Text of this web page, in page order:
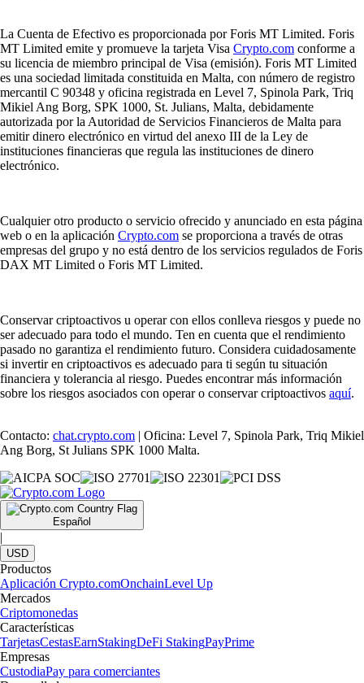
La Cuenta de Efectivo es proporcionada por Foris MT Limited. Foris
MT Limited emite y promueve la tarjeta Visa Crypto.com conforme a
su licencia de miembro principal de Visa (emisión). Foris MT Limited
es una sociedad limitada constituida en Malta, con número de registro
mercantil C 90348 y oficina registrada en Level 7, Spinola Park, Triq
Mikiel Ang Borg, SPK 1000, St. Julians, Malta, debidamente
autorizada por la Autoridad de Servicios Financieros de Malta para
emitir dinero electrónico en virtud del anexo III de la Ley de
instituciones financieras que regula las instituciones de dinero
electrónico.
Cualquier otro producto o servicio ofrecido y anunciado en esta página
web o en la aplicación Crypto.com se proporciona a través de otras
empresas del grupo y no está dentro de los servicios regulados de Foris
DAX MT Limited o Foris MT Limited.
Conservar criptoactivos u operar con ellos conlleva riesgos y puede no
ser adecuado para todo el mundo. Ten en cuenta que el rendimiento
pasado no garantiza el rendimiento futuro. Considera cuidadosamente
si invertir en criptoactivos es adecuado para ti según tu situación
financiera y tolerancia al riesgo. Puedes encontrar más información
sobre los riesgos asociados con operar o conservar criptoactivos aquí.
Contacto: chat.crypto.com | Oficina: Level 7, Spinola Park, Triq Mikiel
Ang Borg, St Julians SPK 1000 Malta.
Español
|
USD
Productos
Aplicación Crypto.comOnchainLevel Up
Mercados
Criptomonedas
Características
TarjetasCestasEarnStakingDeFi StakingPayPrime
Empresas
CustodiaPay para comerciantes